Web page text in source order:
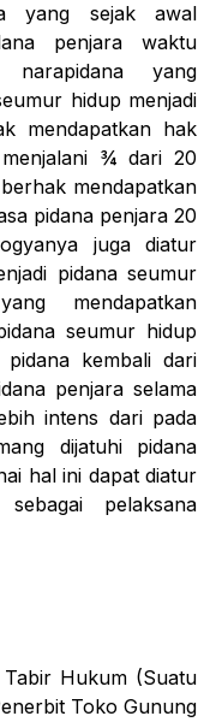
yang sejak awal
penjara waktu
narapidana yang
hidup menjadi
mendapatkan hak
menjalani ¾ dari 20
mendapatkan
pidana penjara 20
juga diatur
pidana seumur
mendapatkan
seumur hidup
pidana kembali dari
penjara selama
intens dari pada
dijatuhi pidana
hal ini dapat diatur
pelaksana
Tabir Hukum (Suatu
Toko Gunung